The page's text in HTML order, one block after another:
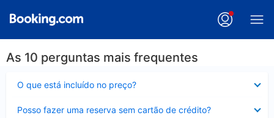
As 10 perguntas mais frequentes
O que está incluído no preço?
Posso fazer uma reserva sem cartão de crédito?